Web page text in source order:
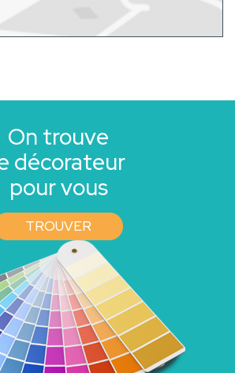
On trouve
décorateur
pour vous
TROUVER